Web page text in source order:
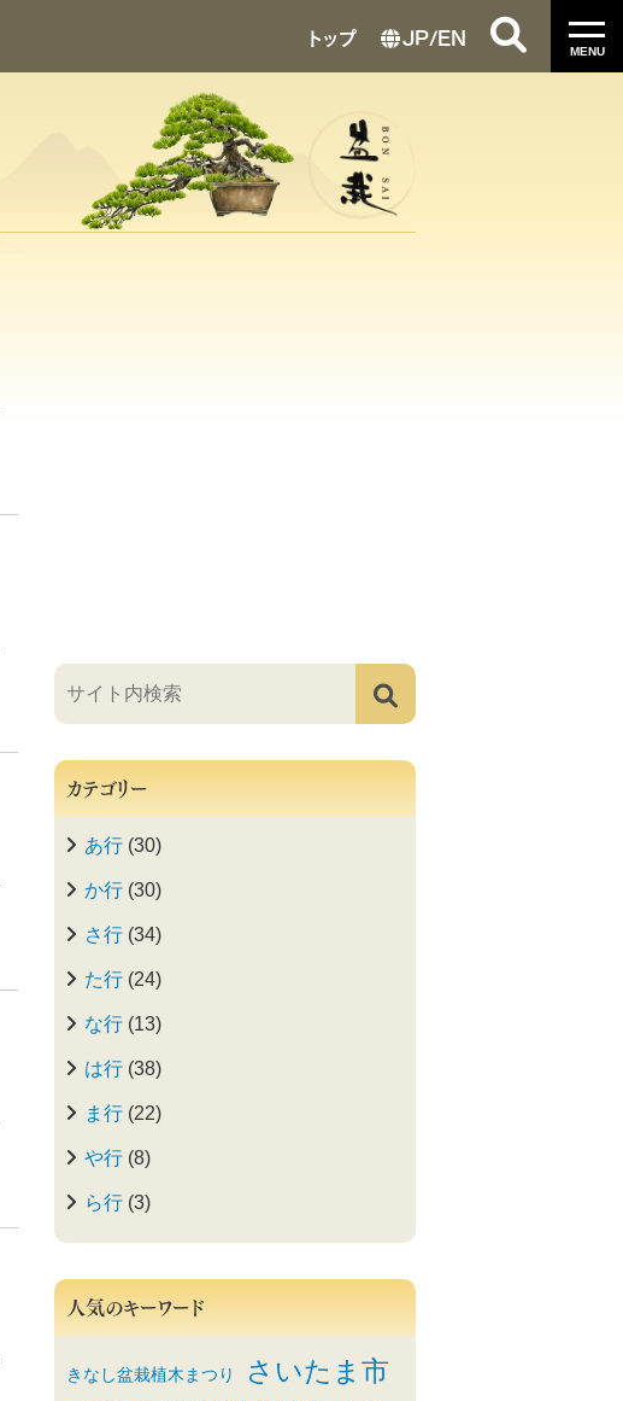
MENU
トップ JP/EN
カテゴリー
あ行 (30)
か行 (30)
さ行 (34)
た行 (24)
な行 (13)
は行 (38)
ま行 (22)
や行 (8)
ら行 (3)
人気のキーワード
きなし盆栽植木まつり さいたま市